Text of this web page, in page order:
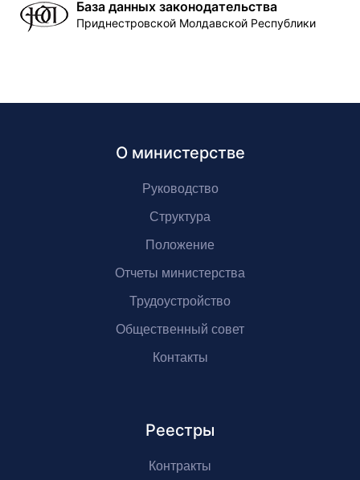
База данных законодательства
Приднестровской Молдавской Республики
О министерстве
Руководство
Структура
Положение
Отчеты министерства
Трудоустройство
Общественный совет
Контакты
Реестры
Контракты